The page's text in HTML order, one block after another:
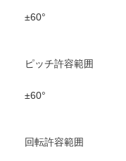
±60°
ピッチ許容範囲
±60°
回転許容範囲